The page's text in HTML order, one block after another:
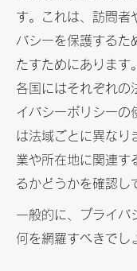
す。これは、訪問者
バシーを保護するた
たすためにあります。
各国にはそれぞれの
イバシーポリシーの
は法域ごとに異なり
業や所在地に関連す
るかどうかを確認し
一般的に、プライバ
何を網羅すべきでし